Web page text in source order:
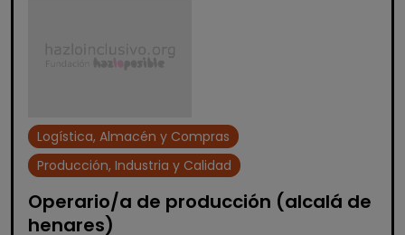
Logística, Almacén y Compras
Producción, Industria y Calidad
Operario/a de producción (alcalá de
henares)